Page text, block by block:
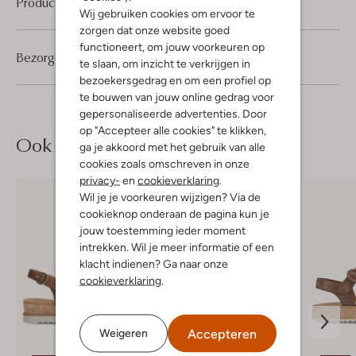
Wij gebruiken cookies om ervoor te
zorgen dat onze website goed
functioneert, om jouw voorkeuren op
te slaan, om inzicht te verkrijgen in
bezoekersgedrag en om een profiel op
te bouwen van jouw online gedrag voor
gepersonaliseerde advertenties. Door
op "Accepteer alle cookies" te klikken,
ga je akkoord met het gebruik van alle
cookies zoals omschreven in onze
privacy- en cookieverklaring
Wil je je voorkeuren wijzigen? Via de
cookieknop onderaan de pagina kun je
jouw toestemming ieder moment
intrekken. Wil je meer informatie of een
klacht indienen? Ga naar onze
cookieverklaring
Weigeren Accepteren
Bezorgen & retourneren
Ook iets voor jou?